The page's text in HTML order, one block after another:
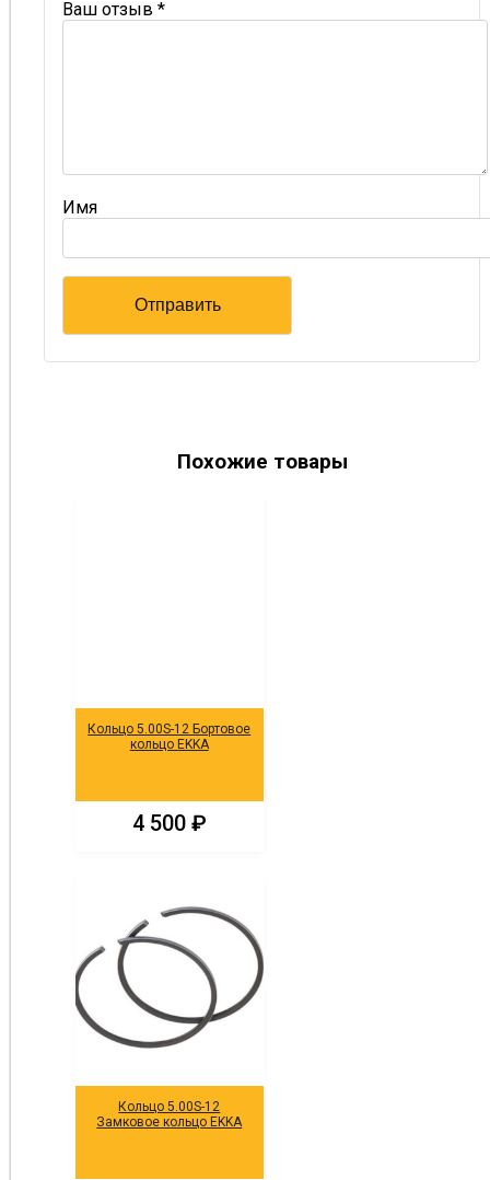
Ваш отзыв *
Имя
Похожие товары
Кольцо 5.00S-12 Бортовое
кольцо EKKA
4 500 ₽
Кольцо 5.00S-12
Замковое кольцо EKKA